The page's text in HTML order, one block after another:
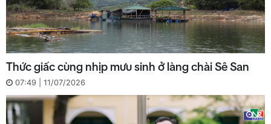
Thức giấc cùng nhịp mưu sinh ở làng chài Sê San
07:49 | 11/07/2026